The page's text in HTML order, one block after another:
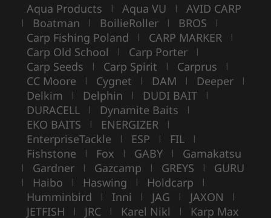
Aqua Products | Aqua VU | AVID CARP
| Boatman | BoilieRoller | BROS |
Carp Fishing Poland | CARP MARKER |
Carp Old School | Carp Porter |
Carp Seeds | Carp Spirit | Carprus |
CC Moore | Cygnet | DAM | Deeper |
Delkim | Delphin | DUDI BAIT |
DURACELL | Dynamite Baits |
EKO BAITS | ENERGIZER |
EnterpriseTackle | ESP | FIL |
Fishstone | Fox | GABY | Gamakatsu
| Gardner | Gazcamp | GREYS | GURU
| Haibo | Haswing | Holdcarp |
Humminbird | Inni | JAG | JAXON |
JETFISH | JRC | Karel Nikl | Karp Max